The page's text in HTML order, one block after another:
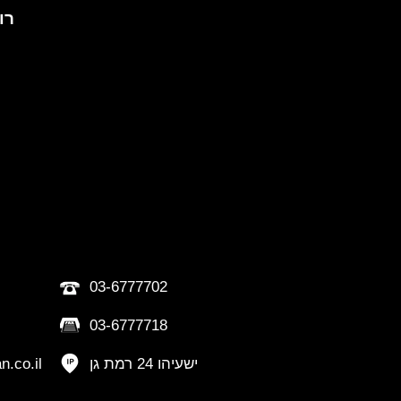
03-6777702
03-6777718
ישעיהו 24 רמת גן